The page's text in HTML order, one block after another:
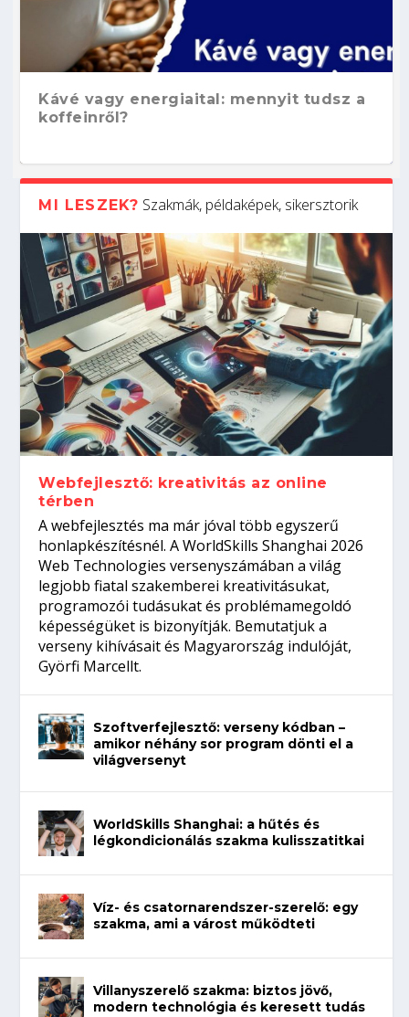
Kávé vagy energiaital: mennyit tudsz a
koffeinről?
Hogyan készíts ATS-barát önéletrajzot?
Így növelheted az esélyedet az
állásinterjúra...
Kitalálod, mire használják ezeket a
gépeket?
Nem sikerült az egyetemi felvételi?
Tanulj szakmát!
Szoftverfejlesztő: verseny kódban –
amikor néhány sor program dönti el a
világversenyt...
MI LESZEK? Szakmák, példaképek, sikersztorik
Webfejlesztő: kreativitás az online
térben
A webfejlesztés ma már jóval több egyszerű
honlapkészítésnél. A WorldSkills Shanghai 2026
Web Technologies versenyszámában a világ
legjobb fiatal szakemberei kreativitásukat,
programozói tudásukat és problémamegoldó
képességüket is bizonyítják. Bemutatjuk a
verseny kihívásait és Magyarország indulóját,
Györfi Marcellt.
Szoftverfejlesztő: verseny kódban –
amikor néhány sor program dönti el a
világversenyt
WorldSkills Shanghai: a hűtés és
légkondicionálás szakma kulisszatitkai
Víz- és csatornarendszer-szerelő: egy
szakma, ami a várost működteti
Villanyszerelő szakma: biztos jövő,
modern technológia és keresett tudás